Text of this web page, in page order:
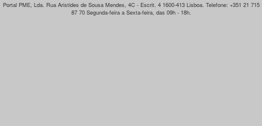
Portal PME, Lda. Rua Aristides de Sousa Mendes, 4C - Escrit. 4 1600-413 Lisboa. Telefone: +351 21 715
87 70 Segunda-feira a Sexta-feira, das 09h - 18h.